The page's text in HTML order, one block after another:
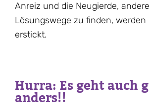
Anreiz und die Neugierde, andere
Lösungswege zu finden, werden
erstickt.
Hurra: Es geht auch
anders!!